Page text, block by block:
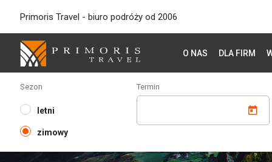
Primoris Travel - biuro podróży od 2006
O NAS DLA FIRM
Sezon
letni
zimowy
Termin